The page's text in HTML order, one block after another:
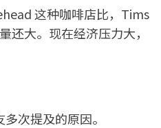
这种咖啡店比，Tims
还大。现在经济压力大，
次提及的原因。